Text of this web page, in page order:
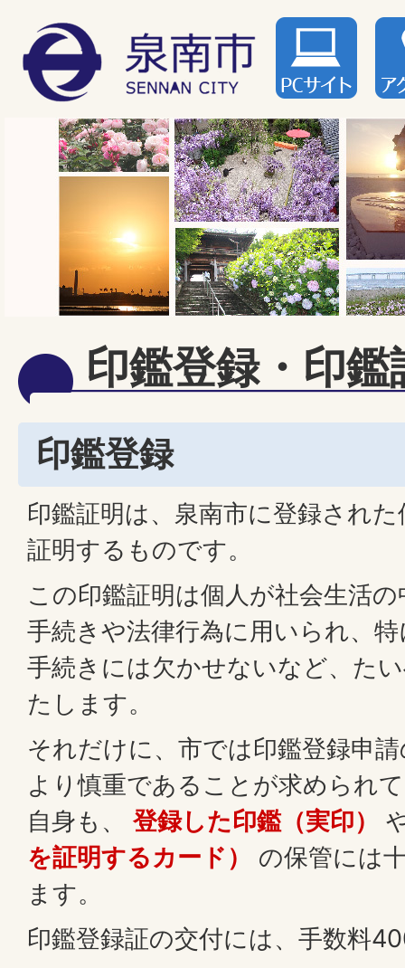
印鑑登録・印
印鑑登録
印鑑証明は、泉南市に登録され
証明するものです。
この印鑑証明は個人が社会生活
手続きや法律行為に用いられ、
手続きには欠かせないなど、た
たします。
それだけに、市では印鑑登録申
より慎重であることが求められ
自身も、 登録した印鑑（実印）
を証明するカード）
の保管には
ます。
印鑑登録証の交付には、手数料